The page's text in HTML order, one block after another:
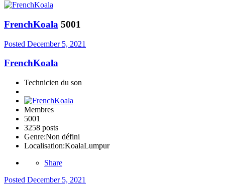
FrenchKoala 5001
Posted December 5, 2021
FrenchKoala
Technicien du son
Membres
5001
3258 posts
Genre:Non défini
Localisation:KoalaLumpur
Share
Posted December 5, 2021